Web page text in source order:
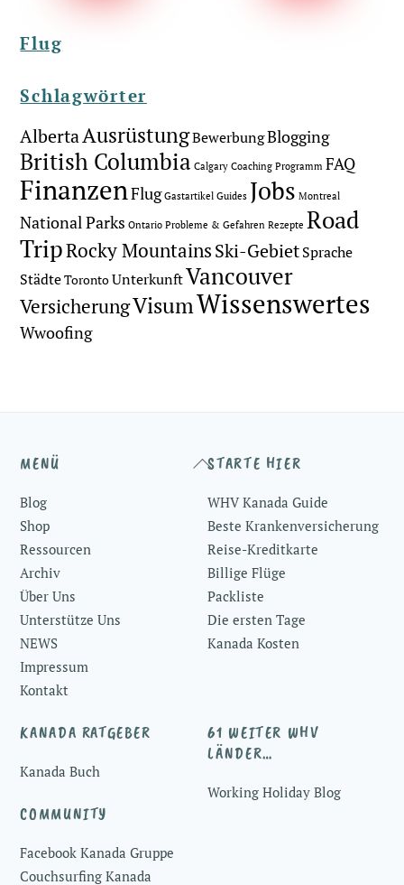
Flug
Schlagwörter
AlbertaAusrüstungBewerbungBlogging
British Columbia Calgary Coaching Programm FAQ
FinanzenFlug Gastartikel Guides Jobs Montreal
National Parks Ontario Probleme & Gefahren Rezepte Road
TripRocky MountainsSki-GebietSprache
StädteTorontoUnterkunftVancouver
VersicherungVisumWissenswertes
Wwoofing
Back
Top
MENÜ
Blog
Shop
Ressourcen
Archiv
Über Uns
Unterstütze Uns
NEWS
Impressum
Kontakt
STARTE HIER
WHV Kanada Guide
Beste Krankenversicherung
Reise-Kreditkarte
Billige Flüge
Packliste
Die ersten Tage
Kanada Kosten
KANADA RATGEBER
Kanada Buch
COMMUNITY
Facebook Kanada Gruppe
Couchsurfing Kanada
61 WEITER WHV
LÄNDER…
Working Holiday Blog